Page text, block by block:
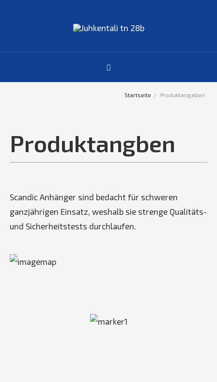
Startseite Produktangaben
Produktangben
Scandic Anhänger sind bedacht für schweren
ganzjährigen Einsatz, weshalb sie strenge Qualitäts-
und Sicherheitstests durchlaufen.